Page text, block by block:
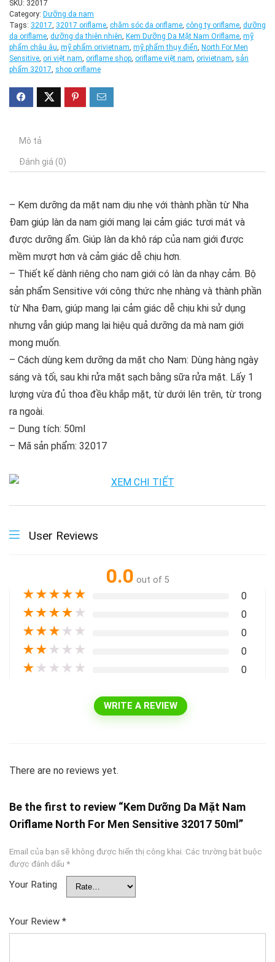
SKU: 32017
Category: Dưỡng da nam
Tags: 32017, 32017 oriflame, chăm sóc da oriflame, công ty oriflame, dưỡng
da oriflame, dưỡng da thiên nhiên, Kem Dưỡng Da Mặt Nam Oriflame, mỹ
phẩm châu âu, mỹ phẩm orivietnam, mỹ phẩm thụy điển, North For Men
Sensitive, ori việt nam, oriflame shop, oriflame việt nam, orivietnam, sản
phẩm 32017, shop oriflame
Mô tả
Đánh giá (0)
– Kem dưỡng da mặt nam dịu nhẹ với thành phần từ Nha
Đam giúp làn da nam giới mang lại cảm giác tươi mát và
được dưỡng ẩm. Giúp làn da khô ráp của nam giới được
mềm mượt hơn và cảm giác dễ chịu hơn.
– Thiết kế dành riêng cho nam giới có làn da nhạy cảm. Bộ
sản phẩm Sensitive với công thức nhẹ nhàng và thành phần
từ Nha Đam, giúp mang lại cảm giác dễ chịu khi sử dụng
nhưng vẫn giúp mang lại hiệu quả dưỡng da mà nam giới
mong muốn.
– Cách dùng kem dưỡng da mặt cho Nam: Dùng hàng ngày
sáng và tối, sau khi rửa mặt sạch bằng sữa rửa mặt. Lấy 1
lượng vừa đủ thoa đều khắp mặt, từ dưới lên trên, từ trong
ra ngoài.
– Dung tích: 50ml
– Mã sản phẩm: 32017
User Reviews
0.0 out of 5
★★★★★ 0
★★★★ ★ 0
★★★ ★ ★ 0
★★ ★ ★ ★ 0
★ ★ ★ ★ ★ 0
WRITE A REVIEW
There are no reviews yet.
Be the first to review “Kem Dưỡng Da Mặt Nam
Oriflame North For Men Sensitive 32017 50ml”
Email của bạn sẽ không được hiển thị công khai. Các trường bắt buộc
được đánh dấu *
Your Rating
Your Review *